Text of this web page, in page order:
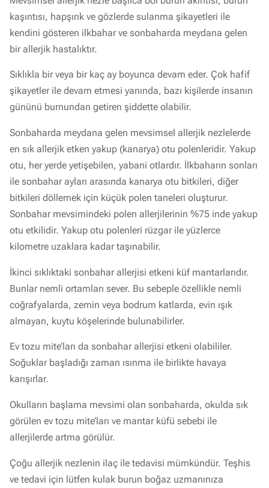
kaşıntısı, hapşırık ve gözlerde sulanma şikayetleri ile
kendini gösteren ilkbahar ve sonbaharda meydana gelen
bir allerjik hastalıktır.
Sıklıkla bir veya bir kaç ay boyunca devam eder. Çok hafif
şikayetler ile devam etmesi yanında, bazı kişilerde insanın
gününü burnundan getiren şiddette olabilir.
Sonbaharda meydana gelen mevsimsel allerjik nezlelerde
en sık allerjik etken yakup (kanarya) otu polenleridir. Yakup
otu, her yerde yetişebilen, yabani otlardır. İlkbaharın sonları
ile sonbahar ayları arasında kanarya otu bitkileri, diğer
bitkileri döllemek için küçük polen taneleri oluşturur.
Sonbahar mevsimindeki polen allerjilerinin %75 inde yakup
otu etkilidir. Yakup otu polenleri rüzgar ile yüzlerce
kilometre uzaklara kadar taşınabilir.
İkinci sıklıktaki sonbahar allerjisi etkeni küf mantarlarıdır.
Bunlar nemli ortamları sever. Bu sebeple özellikle nemli
coğrafyalarda, zemin veya bodrum katlarda, evin ışık
almayan, kuytu köşelerinde bulunabilirler.
Ev tozu mite’ları da sonbahar allerjisi etkeni olabililer.
Soğuklar başladığı zaman ısınma ile birlikte havaya
karışırlar.
Okulların başlama mevsimi olan sonbaharda, okulda sık
görülen ev tozu mite’ları ve mantar küfü sebebi ile
allerjilerde artma görülür.
Çoğu allerjik nezlenin ilaç ile tedavisi mümkündür. Teşhis
ve tedavi için lütfen kulak burun boğaz uzmanınıza